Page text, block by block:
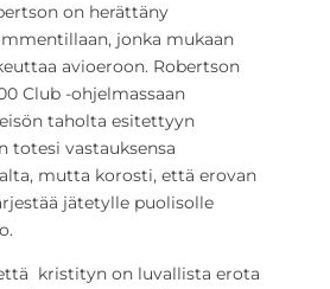
on herättäny
jonka mukaan
avioeroon. Robertson
Club -ohjelmassaan
taholta esitettyyn
totesi vastauksensa
mutta korosti, että erovan
jätetylle puolisolle
kristityn on luvallista erota